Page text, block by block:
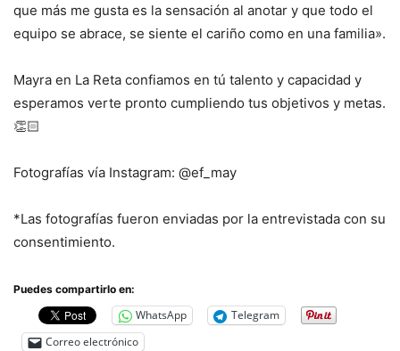
que más me gusta es la sensación al anotar y que todo el
equipo se abrace, se siente el cariño como en una familia».
Mayra en La Reta confiamos en tú talento y capacidad y
esperamos verte pronto cumpliendo tus objetivos y metas.
👏🏻
Fotografías vía Instagram: @ef_may
*Las fotografías fueron enviadas por la entrevistada con su
consentimiento.
Puedes compartirlo en:
WhatsApp
Telegram
Correo electrónico